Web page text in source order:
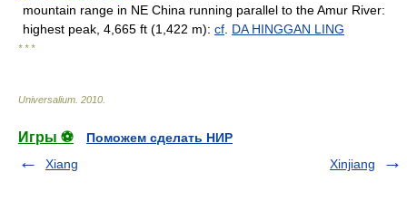
mountain range in NE China running parallel to the Amur River:
highest peak, 4,665 ft (1,422 m): cf DA HINGGAN LING
* * *
Universalium 2010
Игры ⚽
Поможем сделать НИР
Xiang
Xinjiang